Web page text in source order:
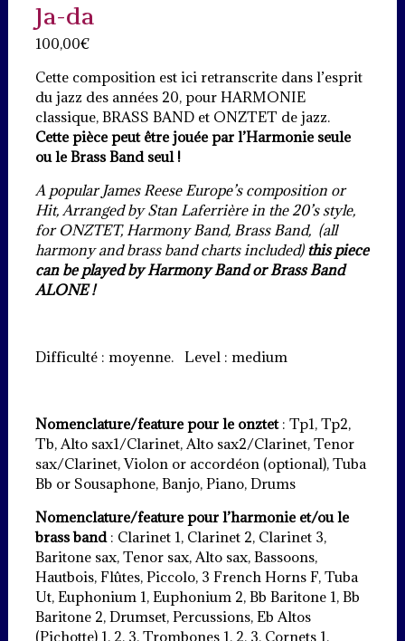
Ja-da
100,00€
Cette composition est ici retranscrite dans l’esprit
du jazz des années 20, pour HARMONIE
classique, BRASS BAND et ONZTET de jazz.
Cette pièce peut être jouée par l’Harmonie seule
ou le Brass Band seul !
A popular James Reese Europe’s composition or
Hit, Arranged by Stan Laferrière in the 20’s style,
for ONZTET, Harmony Band, Brass Band, (all
harmony and brass band charts included) this piece
can be played by Harmony Band or Brass Band
ALONE !
Difficulté : moyenne. Level : medium
Nomenclature/feature pour le onztet: Tp1, Tp2,
Tb, Alto sax1/Clarinet, Alto sax2/Clarinet, Tenor
sax/Clarinet, Violon or accordéon (optional), Tuba
Bb or Sousaphone, Banjo, Piano, Drums
Nomenclature/feature pour l’harmonie et/ou le
brass band: Clarinet 1, Clarinet 2, Clarinet 3,
Baritone sax, Tenor sax, Alto sax, Bassoons,
Hautbois, Flûtes, Piccolo, 3 French Horns F, Tuba
Ut, Euphonium 1, Euphonium 2, Bb Baritone 1, Bb
Baritone 2, Drumset, Percussions, Eb Altos
(Pichotte) 1, 2, 3, Trombones 1, 2, 3, Cornets 1,